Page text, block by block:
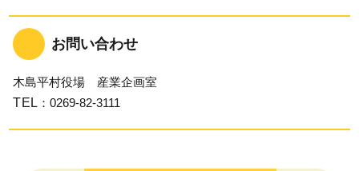
お問い合わせ
木島平村役場 産業企画室
TEL ：0269-82-3111